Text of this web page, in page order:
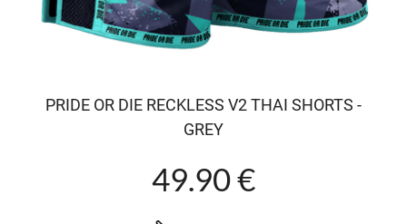
PRIDE OR DIE RECKLESS V2 THAI SHORTS -
GREY
49.90 €